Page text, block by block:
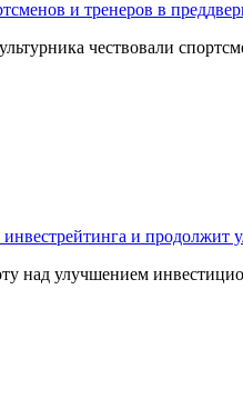
и тренеров в
чествовали
и продолжит
над улучшением